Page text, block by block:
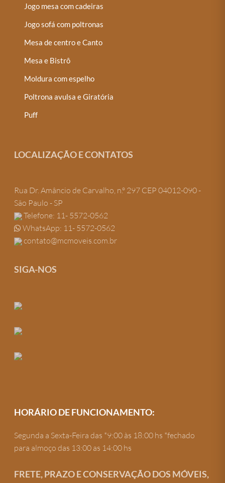
Jogo mesa com cadeiras
Jogo sofá com poltronas
Mesa de centro e Canto
Mesa e Bistrô
Moldura com espelho
Poltrona avulsa e Giratória
Puff
LOCALIZAÇÃO E CONTATOS
Rua Dr. Amâncio de Carvalho, n.º 297 CEP 04012-090 -
São Paulo - SP
Telefone: 11- 5572-0562
WhatsApp: 11- 5572-0562
contato@mcmoveis.com.br
SIGA-NOS
HORÁRIO DE FUNCIONAMENTO:
Segunda a Sexta-Feira das *9:00 às 18:00 hs *fechado
para almoço das 13:00 as 14:00 hs
FRETE, PRAZO E CONSERVAÇÃO DOS MÓVEIS,